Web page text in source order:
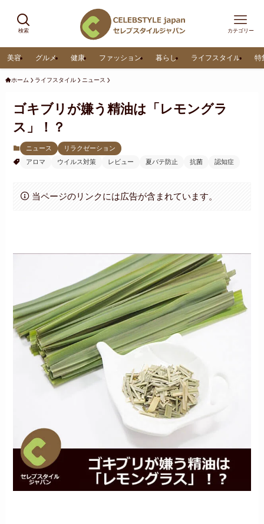
検索 カテゴリー
美容 グルメ 健康 ファッション 暮らし ライフスタイル 特
ホーム ライフスタイル ニュース
ゴキブリが嫌う精油は「レモングラ
ス」！？
ニュース
リラクゼーション
アロマ
ウイルス対策 レビュー 夏バテ防止 抗菌 認知症
当ページのリンクには広告が含まれています。